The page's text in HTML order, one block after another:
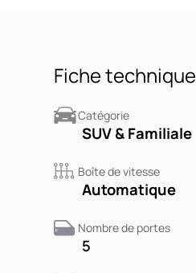
Fiche technique
Catégorie
SUV & Familiale
Boîte de vitesse
Automatique
Nombre de portes
5